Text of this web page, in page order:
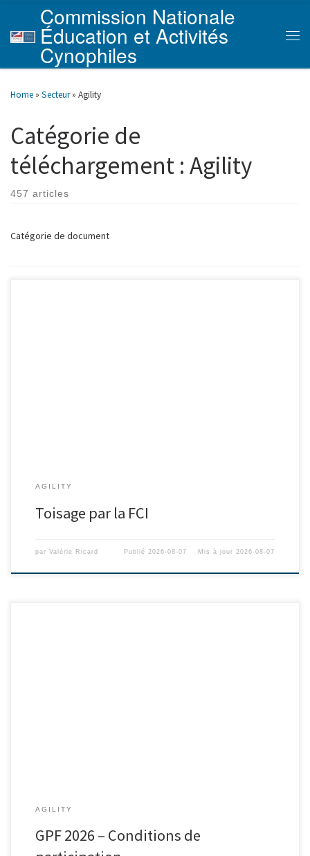
Skip to content
Commission Nationale
Éducation et Activités
Cynophiles
Home » Secteur» Agility
Catégorie de
téléchargement : Agility
457 articles
Catégorie de document
AGILITY
Toisage par la FCI
par Valérie Ricard Publié2026-08-07 Mis à jour2026-08-07
AGILITY
GPF 2026 – Conditions de